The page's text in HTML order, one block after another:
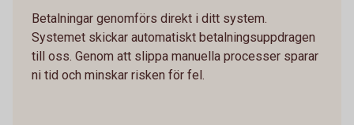
Betalningar genomförs direkt i ditt system.
Systemet skickar automatiskt betalningsuppdragen
till oss. Genom att slippa manuella processer sparar
ni tid och minskar risken för fel.